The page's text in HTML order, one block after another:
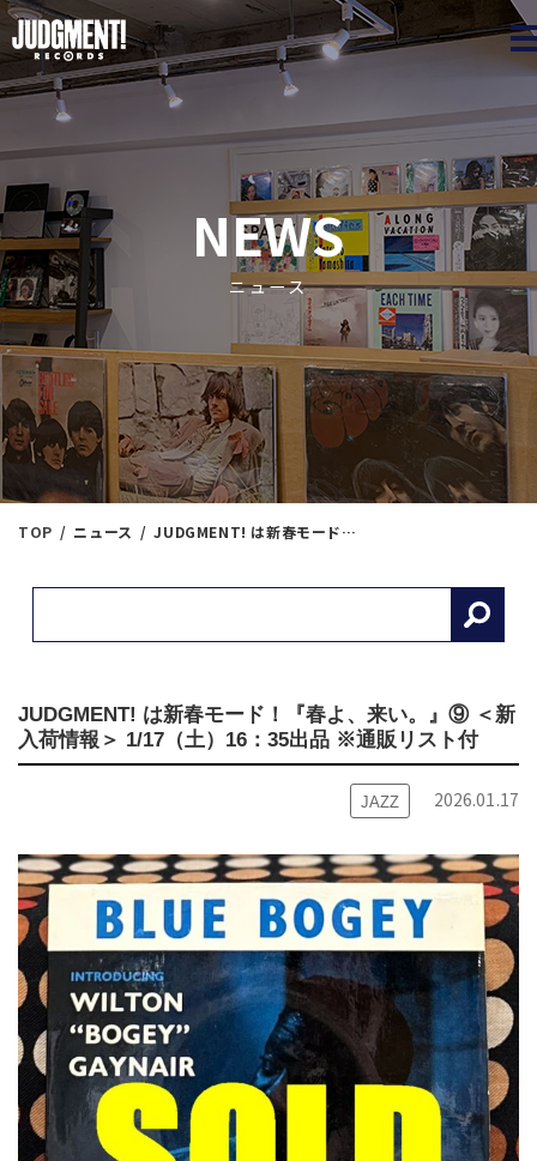
NEWS
ニュース
TOP ニュース JUDGMENT! は新春モード！『春よ、来い。』⑨ ＜新入荷情報＞ 1/17（土）16：35出品 ※通販リスト付
JUDGMENT! は新春モード！『春よ、来い。』⑨ ＜新
入荷情報＞ 1/17（土）16：35出品 ※通販リスト付
JAZZ 2026.01.17